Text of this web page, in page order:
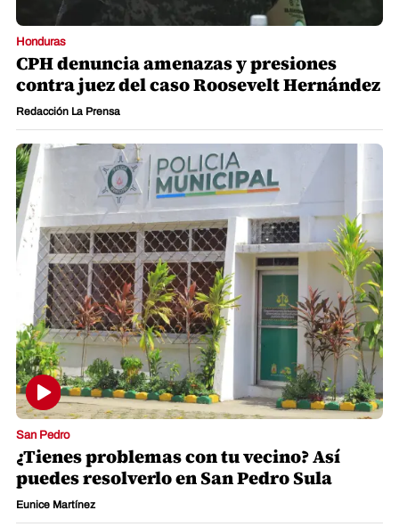
Honduras
CPH denuncia amenazas y presiones
contra juez del caso Roosevelt Hernández
Redacción La Prensa
San Pedro
¿Tienes problemas con tu vecino? Así
puedes resolverlo en San Pedro Sula
Eunice Martínez